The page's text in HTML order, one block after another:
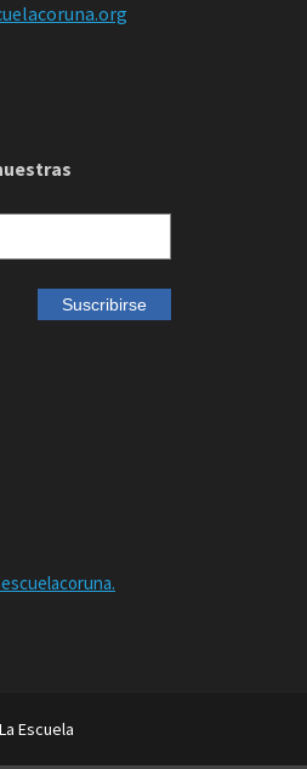
Escuela